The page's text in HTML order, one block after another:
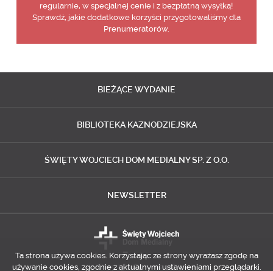
regularnie, w specjalnej cenie i z bezpłatną wysyłką!
Sprawdź, jakie dodatkowe korzyści przygotowaliśmy dla
Prenumeratorów.
BIEŻĄCE WYDANIE
BIBLIOTEKA KAZNODZIEJSKA
ŚWIĘTY WOJCIECH DOM MEDIALNY SP. Z O.O.
NEWSLETTER
Copyright © 2014-2018
Ta strona używa cookies. Korzystając ze strony wyrażasz zgodę na
używanie cookies, zgodnie z aktualnymi ustawieniami przeglądarki.